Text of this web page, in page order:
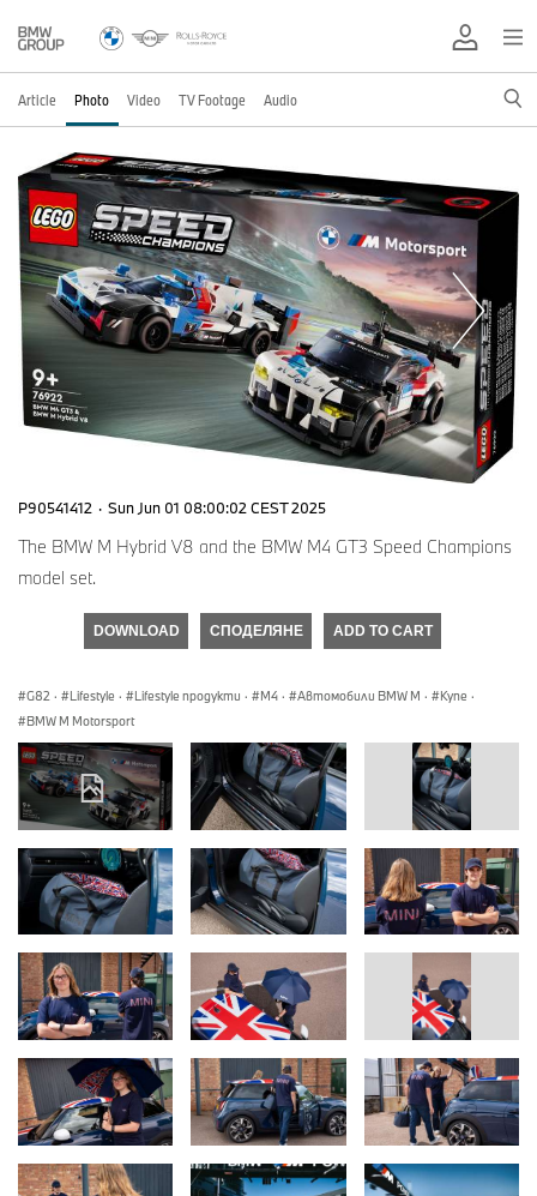
Article Photo Video TV Footage Audio
P90541412 · Sun Jun 01 08:00:02 CEST 2025
The BMW M Hybrid V8 and the BMW M4 GT3 Speed Champions
model set.
DOWNLOAD СПОДЕЛЯНЕ ADD TO CART
G82 · Lifestyle · Lifestyle продукти · M4 · Автомобили BMW M · Купе ·
BMW M Motorsport